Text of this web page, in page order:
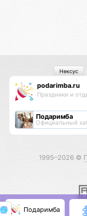
podarimba.ru
Праздники и
Подаримба
Официальный
Нексус
1995–2026 ©
Подаримба